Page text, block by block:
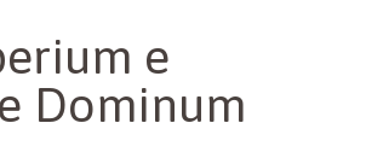
e
Dominum